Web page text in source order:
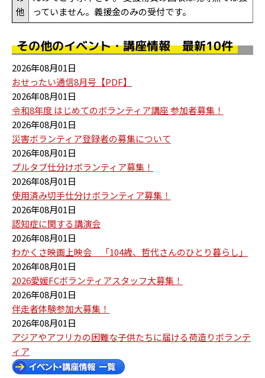
他
っていません。義援金のみの受付です。
その他のイベント・講座情報 最新10件
2026年08月01日
おせったい通信8月号【PDF】
2026年08月01日
令和8年度 はじめてのボランティア講座 参加者募集！
2026年08月01日
災害ボランティア登録者の募集について
2026年08月01日
プルタブ仕分けボランティア募集！
2026年08月01日
使用済み切手仕分けボランティア募集！
2026年08月01日
認知症に関する講演会
2026年08月01日
わかくさ映画上映会 「104歳、哲代さんのひとり暮らし」
2026年08月01日
2026愛媛FCボランティアスタッフ大募集！
2026年08月01日
伴走者体験参加大募集！
2026年08月01日
アジアやアフリカの困難な子供たちに届ける荷造りボランテ
ィア